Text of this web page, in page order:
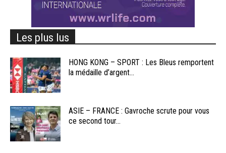
Les plus lus
HONG KONG – SPORT : Les Bleus remportent
la médaille d’argent...
ASIE – FRANCE : Gavroche scrute pour vous
ce second tour...